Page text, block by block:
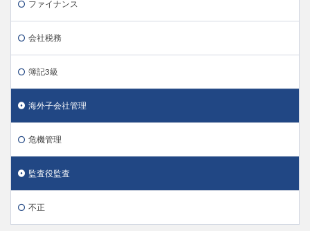
ファイナンス
会社税務
簿記3級
海外子会社管理
危機管理
監査役監査
不正